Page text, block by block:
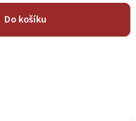
Do košíku